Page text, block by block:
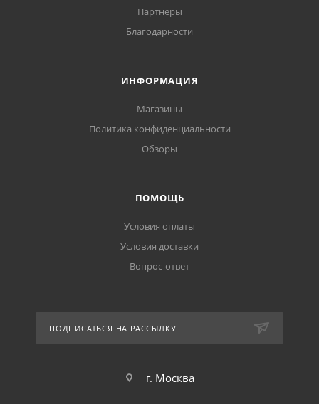
Партнеры
Благодарности
ИНФОРМАЦИЯ
Магазины
Политика конфиденциальности
Обзоры
ПОМОЩЬ
Условия оплаты
Условия доставки
Вопрос-ответ
ПОДПИСАТЬСЯ НА РАССЫЛКУ
г. Москва